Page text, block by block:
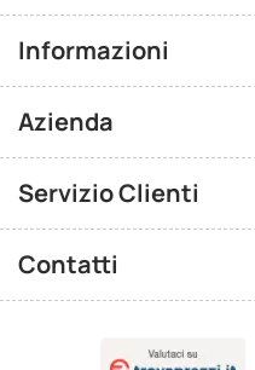
Informazioni
Azienda
Servizio Clienti
Contatti